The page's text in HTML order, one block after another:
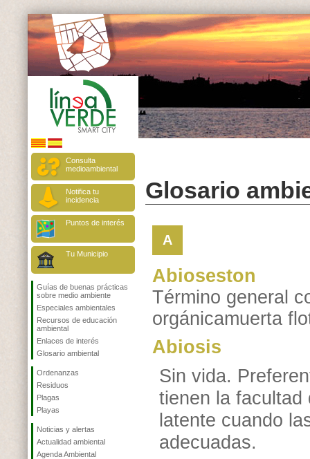
Consulta
medioambiental
Notifica tu
incidencia
Puntos de interés
Tu Municipio
Guías de buenas prácticas
sobre medio ambiente
Especiales ambientales
Recursos de educación
ambiental
Enlaces de interés
Glosario ambiental
Ordenanzas
Residuos
Plagas
Playas
Noticias y alertas
Actualidad ambiental
Agenda Ambiental
Glosario
A
Abioseston
Término general
orgánicamuerta
Abiosis
Sin vida.
tienen la facultad
latente cuando
adecuadas.